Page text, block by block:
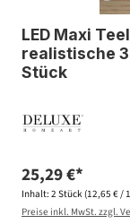
LED Maxi
realistische
Stück
25,29 €*
Inhalt: 2 Stück (12,65 € /
Preise inkl. MwSt. zzgl.